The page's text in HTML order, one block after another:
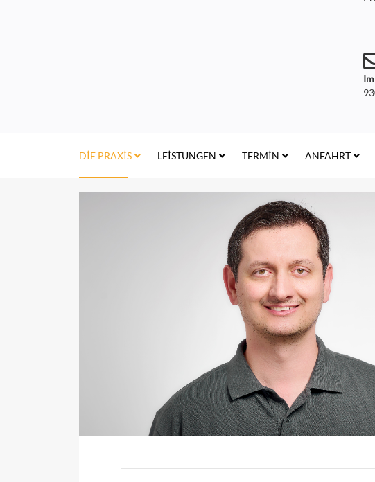
DIE PRAXIS LEISTUNGEN TERMIN ANFAHRT